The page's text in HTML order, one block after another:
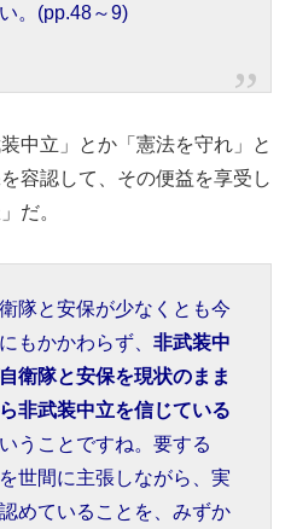
。(pp.48～9)
中立」とか「憲法を守れ」と
容認して、その便益を享受し
だ。
隊と安保が少なくとも今
もかかわらず、 非武装中
衛隊と安保を現状のまま
非武装中立を信じている
いうことですね。要する
世間に主張しながら、実
めていることを、みずか